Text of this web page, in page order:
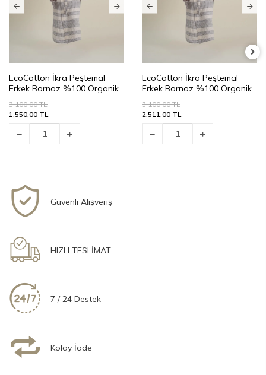
EcoCotton İkra Peştemal
Erkek Bornoz %100 Organik
3.100,00 TL
1.550,00 TL
EcoCotton İkra Peştemal
Erkek Bornoz %100 Organik
3.100,00 TL
2.511,00 TL
Güvenli Alışveriş
HIZLI TESLİMAT
7 / 24 Destek
Kolay İade